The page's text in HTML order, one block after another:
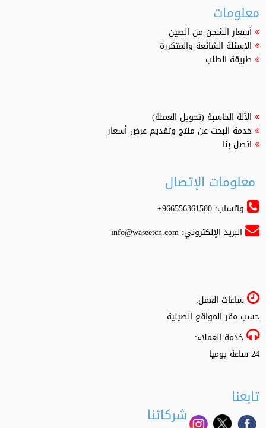
معلومات
أسعار الشحن من الصين
الاسئلة الشائعة والمتكررة
طريقة الطلب
الآلة الحاسبة (تحويل العملة)
خدمة البحث عن منتج وتقديم عرض أسعار
اتصل بنا
معلومات الإتصال
واتساب: 966556361500+
البريد الإلكتروني:info@waseetcn.com
ساعات العمل:
حسب مقر المواقع الصينية
خدمة العملاء:
24 ساعة يوميا
تابعنا
شركائنا